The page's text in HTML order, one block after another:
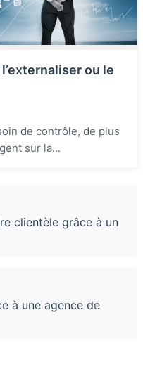
ou le
de contrôle, de plus
sur la...
clientèle grâce à un
à une agence de